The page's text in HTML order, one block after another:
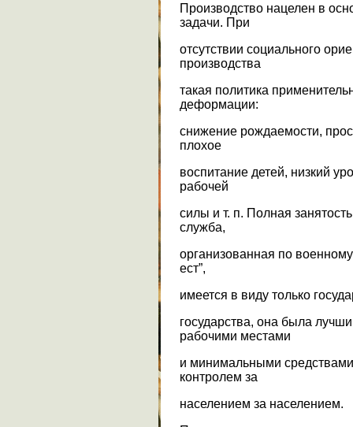
Производство нацелен в
задачи. При
отсутствии социального
производства
такая политика
деформации:
снижение рождаемости,
плохое
воспитание детей, низкий
рабочей
силы и т. п. Полная
служба,
организованная по военному
ест”,
имеется в виду только
государства, она была
рабочими местами
и минимальными
контролем за
населением за населением.